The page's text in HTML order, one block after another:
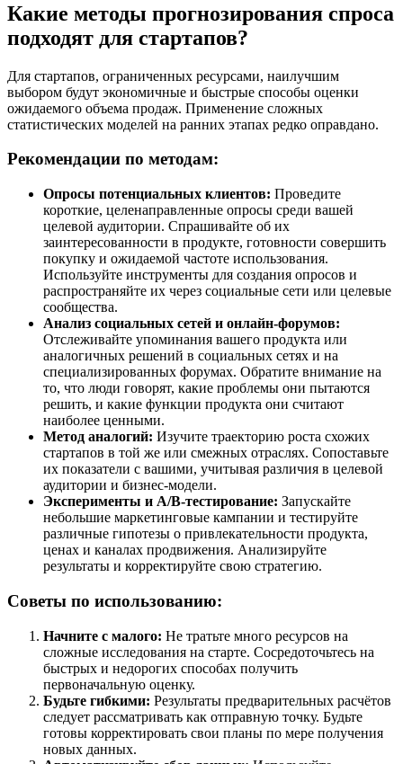
Какие методы прогнозирования спроса
подходят для стартапов?
Для стартапов, ограниченных ресурсами, наилучшим
выбором будут экономичные и быстрые способы оценки
ожидаемого объема продаж. Применение сложных
статистических моделей на ранних этапах редко оправдано.
Рекомендации по методам:
Опросы потенциальных клиентов: Проведите
короткие, целенаправленные опросы среди вашей
целевой аудитории. Спрашивайте об их
заинтересованности в продукте, готовности совершить
покупку и ожидаемой частоте использования.
Используйте инструменты для создания опросов и
распространяйте их через социальные сети или целевые
сообщества.
Анализ социальных сетей и онлайн-форумов:
Отслеживайте упоминания вашего продукта или
аналогичных решений в социальных сетях и на
специализированных форумах. Обратите внимание на
то, что люди говорят, какие проблемы они пытаются
решить, и какие функции продукта они считают
наиболее ценными.
Метод аналогий: Изучите траекторию роста схожих
стартапов в той же или смежных отраслях. Сопоставьте
их показатели с вашими, учитывая различия в целевой
аудитории и бизнес-модели.
Эксперименты и A/B-тестирование: Запускайте
небольшие маркетинговые кампании и тестируйте
различные гипотезы о привлекательности продукта,
ценах и каналах продвижения. Анализируйте
результаты и корректируйте свою стратегию.
Советы по использованию:
Начните с малого: Не тратьте много ресурсов на
сложные исследования на старте. Сосредоточьтесь на
быстрых и недорогих способах получить
первоначальную оценку.
Будьте гибкими: Результаты предварительных расчётов
следует рассматривать как отправную точку. Будьте
готовы корректировать свои планы по мере получения
новых данных.